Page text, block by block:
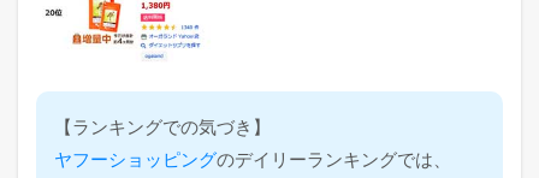
【ランキングでの気づき】
ヤフーショッピングのデイリーランキングでは、